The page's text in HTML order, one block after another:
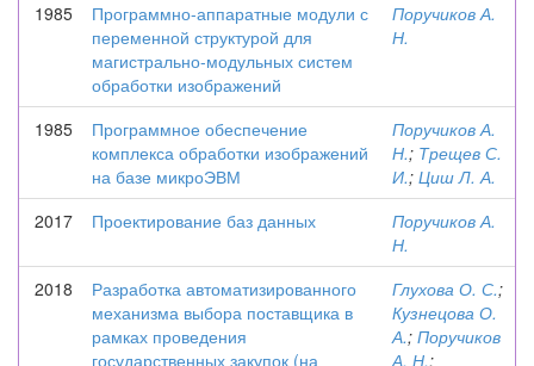
1985
Программно-аппаратные модули с
переменной структурой для
магистрально-модульных систем
обработки изображений
Поручиков А.
Н.
1985
Программное обеспечение
комплекса обработки изображений
на базе микроЭВМ
Поручиков А.
Н.; Трещев С.
И.; Циш Л. А.
2017
Проектирование баз данных
Поручиков А.
Н.
2018
Разработка автоматизированного
механизма выбора поставщика в
рамках проведения
государственных закупок (на
Глухова О. С.;
Кузнецова О.
А.; Поручиков
А. Н.;